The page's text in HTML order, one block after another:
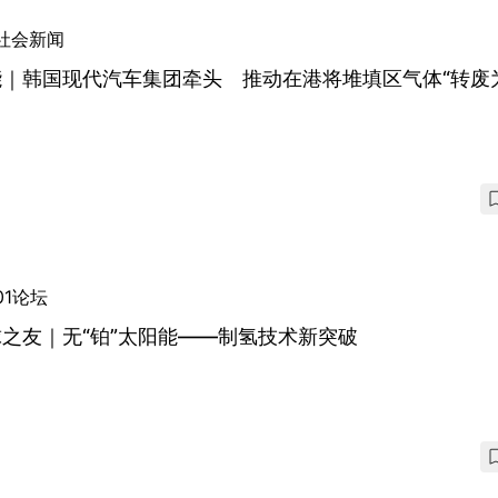
会新闻
韩国现代汽车集团牵头 推动在港将堆填区气体“转废
论坛
友｜无“铂”太阳能——制氢技术新突破